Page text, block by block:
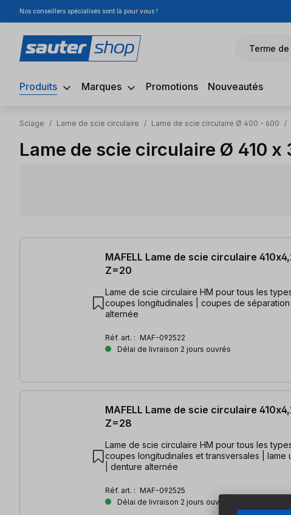
au contenu principal
Passer à la recherche
Passer à la navigation principale
Nos conseillers spécialisés sont là pour vous !
Terme
Produits Marques Promotions Nouveautés
Sciage / Lame de scie circulaire / Lame de scie circulaire Ø 400 - 600 /
Lame de scie circulaire Ø 410 x
2 articles trouvés
MAFELL Lame de scie circulaire
Z=20
Lame de scie circulaire HM pour tous les
coupes longitudinales | coupes de
alternée
Réf. art. : MAF-092522
Délai de livraison 2 jours ouvrés
MAFELL Lame de scie circulaire
Z=28
Lame de scie circulaire HM pour tous les
coupes longitudinales et transversales | lame
| denture alternée
Réf. art. : MAF-092525
Délai de livraison 2 jours ouvrés